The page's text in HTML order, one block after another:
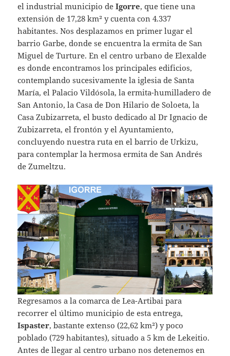
el industrial municipio deIgorre, que tiene una
extensión de 17,28 km² y cuenta con 4.337
habitantes. Nos desplazamos en primer lugar el
barrio Garbe, donde se encuentra la ermita de San
Miguel de Turture. En el centro urbano de Elexalde
es donde encontramos los principales edificios,
contemplando sucesivamente la iglesia de Santa
María, el Palacio Vildósola, la ermita-humilladero de
San Antonio, la Casa de Don Hilario de Soloeta, la
Casa Zubizarreta, el busto dedicado al Dr Ignacio de
Zubizarreta, el frontón y el Ayuntamiento,
concluyendo nuestra ruta en el barrio de Urkizu,
para contemplar la hermosa ermita de San Andrés
de Zumeltzu.
Regresamos a la comarca de Lea-Artibai para
recorrer el último municipio de esta entrega,
Ispaster, bastante extenso (22,62 km²) y poco
poblado (729 habitantes), situado a 5 km de Lekeitio.
Antes de llegar al centro urbano nos detenemos en